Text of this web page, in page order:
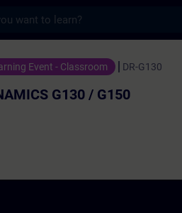
/ G150 - トレーニン
Event - Classroom DR-G130
G130 / G150